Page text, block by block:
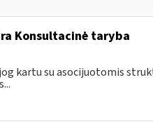
Konsultacinė taryba
kartu su asocijuotomis